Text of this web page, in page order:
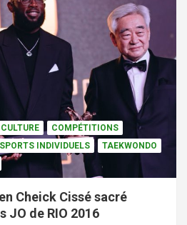
COMPÉTITIONS
SPORTS INDIVIDUELS
TAEKWONDO
Cheick Cissé sacré
JO de RIO 2016